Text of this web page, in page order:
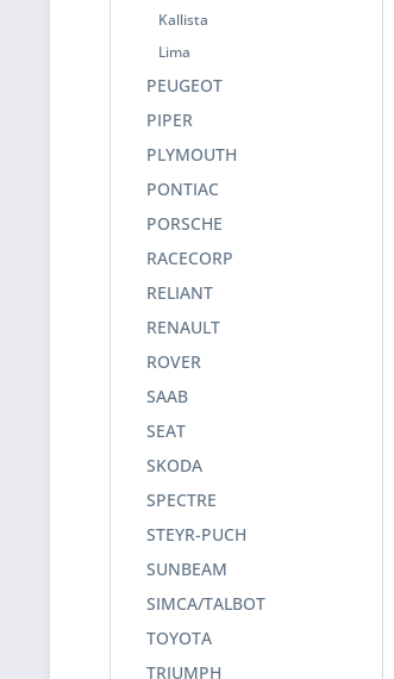
Kallista
Lima
PEUGEOT
PIPER
PLYMOUTH
PONTIAC
PORSCHE
RACECORP
RELIANT
RENAULT
ROVER
SAAB
SEAT
SKODA
SPECTRE
STEYR-PUCH
SUNBEAM
SIMCA/TALBOT
TOYOTA
TRIUMPH